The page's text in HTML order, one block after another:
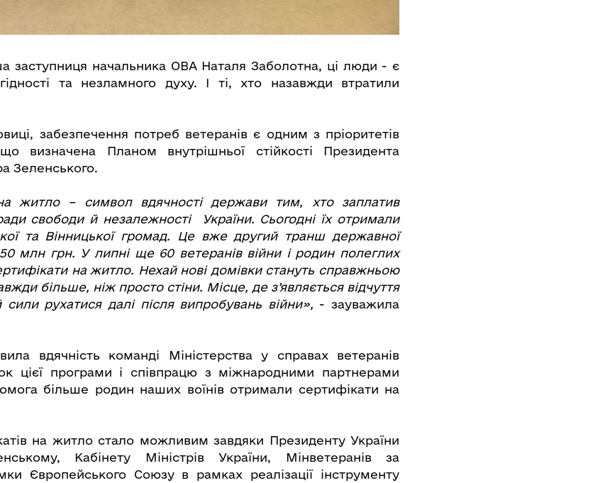
заступниця начальника ОВА Наталя Заболотна, ці люди - є
та незламного духу. І ті, хто назавжди втратили
забезпечення потреб ветеранів є одним з пріоритетів
визначена Планом внутрішньої стійкості Президента
Зеленського.
житло – символ вдячності держави тим, хто заплатив
свободи й незалежності України. Сьогодні їх отримали
та Вінницької громад. Це вже другий транш державної
млн грн. У липні ще 60 ветеранів війни і родин полеглих
на житло. Нехай нові домівки стануть справжньою
більше, ніж просто стіни. Місце, де з’являється відчуття
рухатися далі після випробувань війни», - зауважила
вдячність
команді Міністерства у справах ветеранів
цієї програми і співпрацю з міжнародними партнерами
більше родин наших воїнів отримали сертифікати на
на житло стало можливим завдяки Президенту України
Кабінету Міністрів України, Мінветеранів за
Європейського Союзу в рамках реалізації інструменту